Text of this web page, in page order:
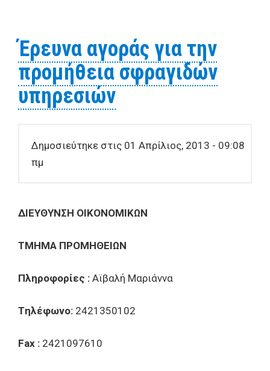
Έρευνα αγοράς για την
προμήθεια σφραγιδών
υπηρεσιών
Δημοσιεύτηκε στις 01 Απρίλιος, 2013 - 09:08
πμ
ΔIEYΘYNΣH OIKONOMIKΩN
TMHMA ΠPOMHΘEIΩN
Πληροφορίες : Αϊβαλή Μαριάννα
Tηλέφωνο: 2421350102
Fax : 2421097610